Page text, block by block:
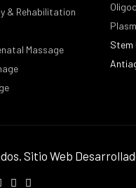
& Rehabilitation
Massage
Stem
Sitio Web